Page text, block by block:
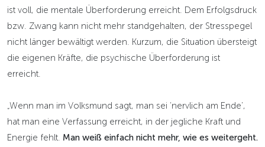
ist voll, die mentale Überforderung erreicht. Dem Erfolgsdruck
bzw. Zwang kann nicht mehr standgehalten, der Stresspegel
nicht länger bewältigt werden. Kurzum, die Situation übersteigt
die eigenen Kräfte, die psychische Überforderung ist
erreicht.
„Wenn man im Volksmund sagt, man sei ‘nervlich am Ende’,
hat man eine Verfassung erreicht, in der jegliche Kraft und
Energie fehlt. Man weiß einfach nicht mehr, wie es weitergeht.